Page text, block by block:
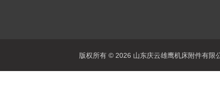
版权所有 © 2026 山东庆云雄鹰机床附件有